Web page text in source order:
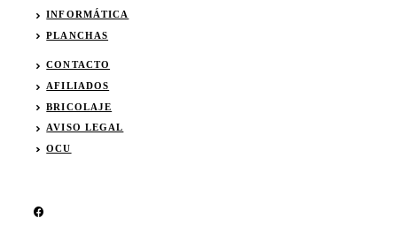
INFORMÁTICA
PLANCHAS
CONTACTO
AFILIADOS
BRICOLAJE
AVISO LEGAL
OCU